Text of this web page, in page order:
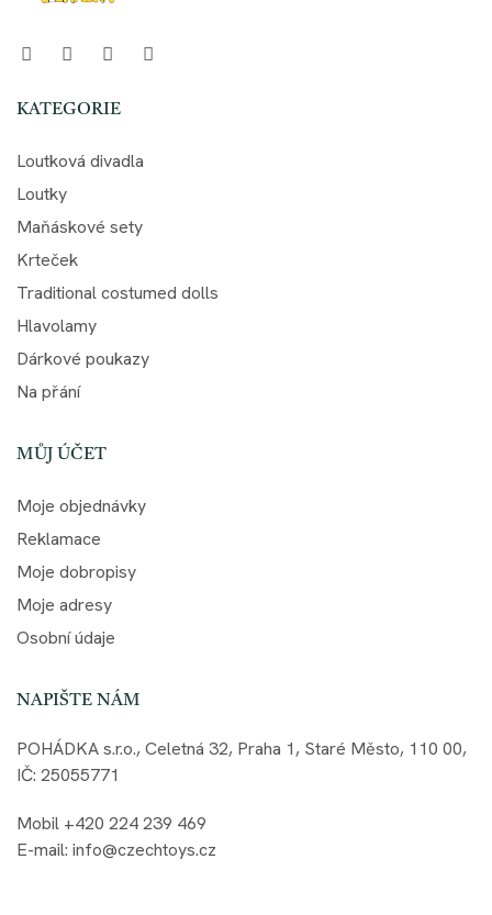
KATEGORIE
Loutková divadla
Loutky
Maňáskové sety
Krteček
Traditional costumed dolls
Hlavolamy
Dárkové poukazy
Na přání
MŮJ ÚČET
Moje objednávky
Reklamace
Moje dobropisy
Moje adresy
Osobní údaje
NAPIŠTE NÁM
POHÁDKA s.r.o., Celetná 32, Praha 1, Staré Město, 110 00,
IČ: 25055771
Mobil +420 224 239 469
E-mail: info@czechtoys.cz